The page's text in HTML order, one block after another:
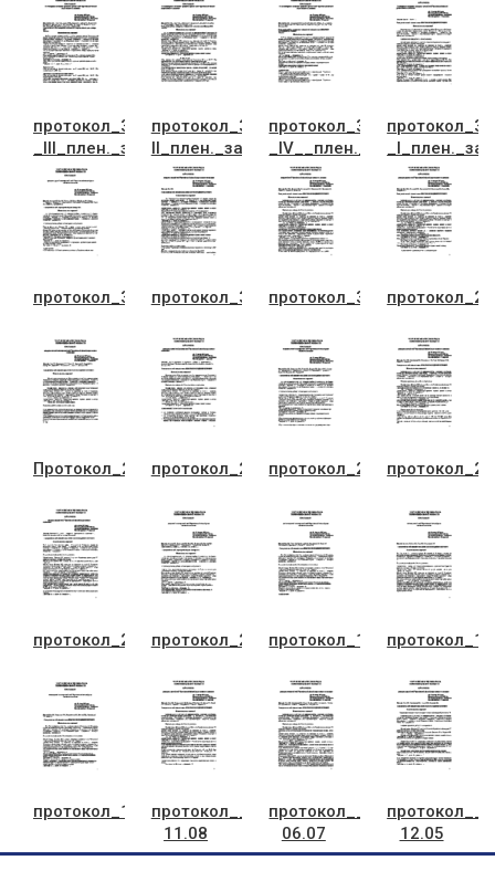
протокол_33с-
_III_плен._засiдання_26.12
протокол_33c-
II_плен._засiдання_21.12
протокол_33c_-
протокол_32_сесii_28.11протокол_31_сесii_10.11протокол_30_сесii_10.10
Протокол_28_позачерг_сесii_04.09
протокол_27__сесii_22.08протокол_25_сесii_11.07
протокол_21_сесii_06.04протокол_20_сесiя_15.03протокол_19_сесiя_02.03
протокол_17_сесii_30.01протокол__26_сесii
11.08
протокол__24_сесii
06.07
12.05